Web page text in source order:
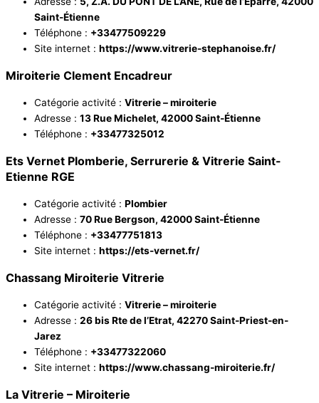
Saint-Étienne
Téléphone : +33477509229
Site internet : https://www.vitrerie-stephanoise.fr/
Miroiterie Clement Encadreur
Catégorie activité : Vitrerie – miroiterie
Adresse : 13 Rue Michelet, 42000 Saint-Étienne
Téléphone : +33477325012
Ets Vernet Plomberie, Serrurerie & Vitrerie Saint-
Etienne RGE
Catégorie activité : Plombier
Adresse : 70 Rue Bergson, 42000 Saint-Étienne
Téléphone : +33477751813
Site internet : https://ets-vernet.fr/
Chassang Miroiterie Vitrerie
Catégorie activité : Vitrerie – miroiterie
Adresse : 26 bis Rte de l’Etrat, 42270 Saint-Priest-en-
Jarez
Téléphone : +33477322060
Site internet : https://www.chassang-miroiterie.fr/
La Vitrerie – Miroiterie